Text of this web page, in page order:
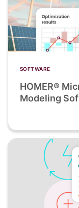
SOFTWARE
HOMER®
Modeling